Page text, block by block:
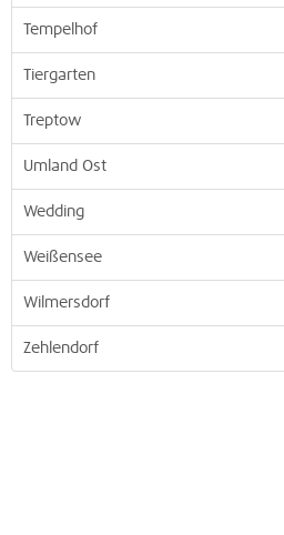
Tempelhof
Tiergarten
Treptow
Umland Ost
Wedding
Weißensee
Wilmersdorf
Zehlendorf